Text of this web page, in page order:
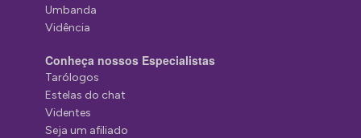
Umbanda
Vidência
Conheça nossos Especialistas
Tarólogos
Estelas do chat
Videntes
Seja um afiliado